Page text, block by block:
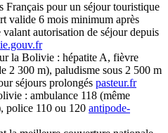
Français pour un séjour touristique
valide 6 mois minimum après
autorisation de séjour depuis
la Bolivie : hépatite A, fièvre
2 300 m), paludisme sous 2 500 m
séjours prolongés pasteur.fr
: ambulance 118 (même
police 110 ou 120 antipode-